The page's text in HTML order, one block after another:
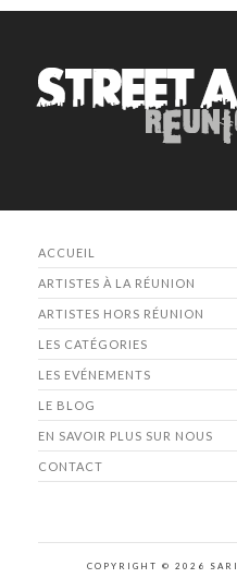
ACCUEIL
ARTISTES À LA RÉUNION
ARTISTES HORS RÉUNION
LES CATÉGORIES
LES EVÉNEMENTS
LE BLOG
EN SAVOIR PLUS SUR NOUS
CONTACT
COPYRIGHT © 2026 SARI